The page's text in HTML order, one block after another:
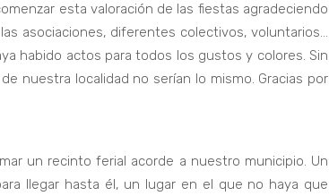
esta valoración de las fiestas agradeciendo
asociaciones, diferentes colectivos, voluntarios…
habido actos para todos los gustos y colores. Sin
nuestra localidad no serían lo mismo. Gracias por
un recinto ferial acorde a nuestro municipio. Un
llegar hasta él, un lugar en el que no haya que